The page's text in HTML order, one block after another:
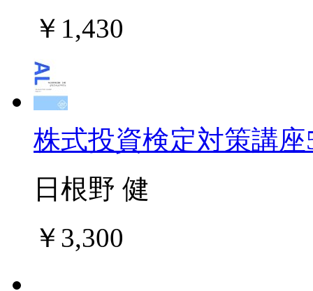
￥1,430
株式投資検定対策講
日根野 健
￥3,300